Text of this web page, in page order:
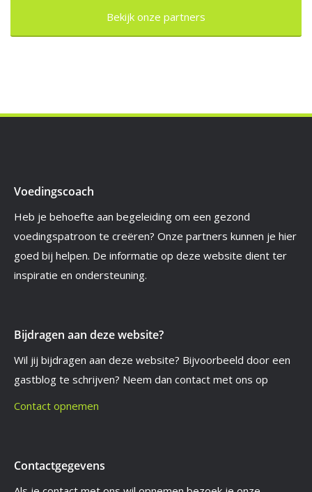
Bekijk onze partners
Voedingscoach
Heb je behoefte aan begeleiding om een gezond
voedingspatroon te creëren? Onze partners kunnen je hier
goed bij helpen. De informatie op deze website dient ter
inspiratie en ondersteuning.
Bijdragen aan deze website?
Wil jij bijdragen aan deze website? Bijvoorbeeld door een
gastblog te schrijven? Neem dan contact met ons op
Contact opnemen
Contactgegevens